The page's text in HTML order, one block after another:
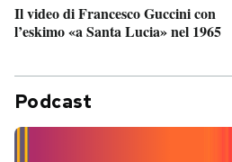
Il video di Francesco Guccini con
l’eskimo «a Santa Lucia» nel 1965
Podcast